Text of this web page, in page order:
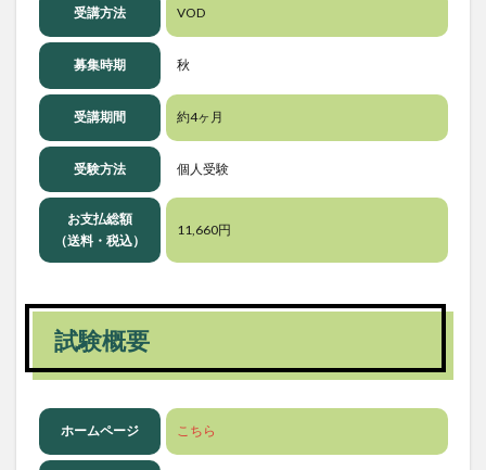
受講方法 VOD
募集時期 秋
受講期間 約4ヶ月
受験方法 個人受験
お支払総額
（送料・税込）
11,660円
試験概要
ホームページ こちら